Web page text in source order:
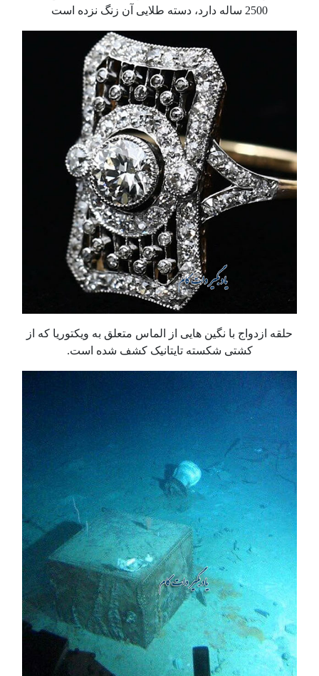
2500 ساله دارد، دسته طلایی آن زنگ نزده است
حلقه ازدواج با نگین هایی از الماس متعلق به ويكتوريا که از
کشتی شکسته تایتانیک کشف شده است.